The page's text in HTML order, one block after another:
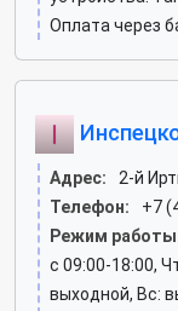
Оплата через
Адрес:
2-й
Телефон:
+7
Режим
c 09:00-18:00,
выходной, Вс: